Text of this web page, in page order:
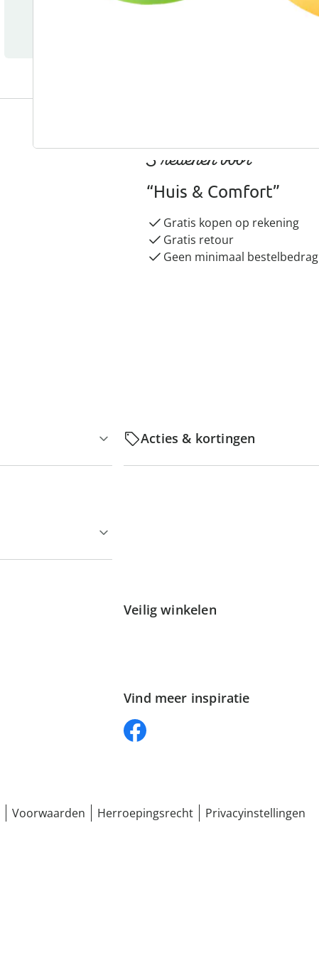
3 redenen voor
“Huis & Comfort”
Gratis kopen op rekening
Gratis retour
Geen minimaal bestelbedrag
Acties & kortingen
Veilig winkelen
Vind meer inspiratie
Voorwaarden Herroepingsrecht Privacyinstellingen